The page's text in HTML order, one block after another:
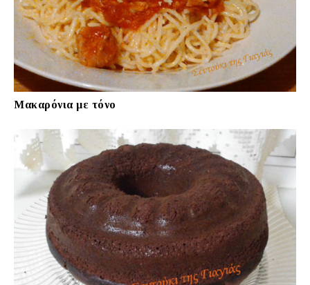
Μακαρόνια με τόνο